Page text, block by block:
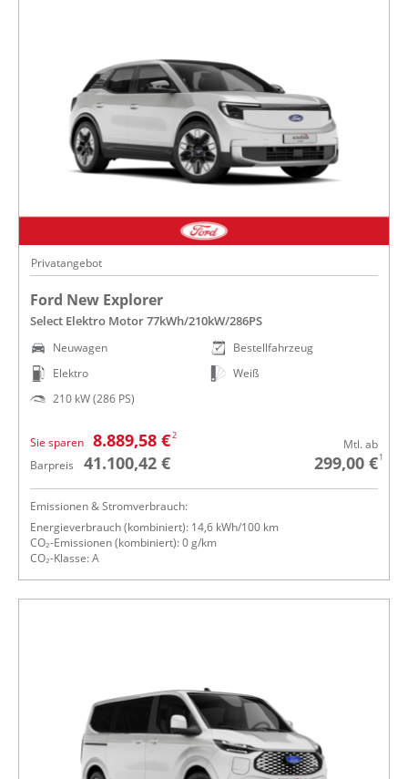
Privatangebot
Ford New Explorer
Select Elektro Motor 77kWh/210kW/286PS
Neuwagen
Elektro
210 kW (286 PS)
Bestellfahrzeug
Weiß
Sie sparen 8.889,58 €2
Barpreis 41.100,42 €
Mtl. ab
299,00 €1
Emissionen & Stromverbrauch:
Energieverbrauch (kombiniert): 14,6 kWh/100 km
CO₂-Emissionen (kombiniert): 0 g/km
CO₂-Klasse: A